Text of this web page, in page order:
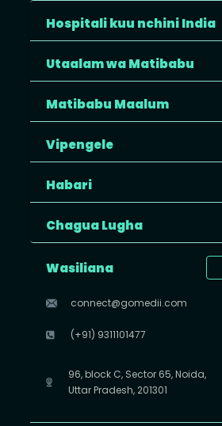
Hospitali kuu nchini India
Utaalam wa Matibabu
Matibabu Maalum
Vipengele
Habari
Chagua Lugha
Wasiliana
connect@gomedii.com
(+91) 9311101477
96, block C, Sector 65, Noida,
Uttar Pradesh, 201301